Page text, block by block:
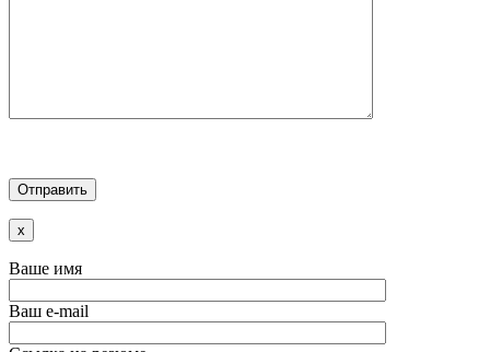
x
Ваше имя
Ваш e-mail